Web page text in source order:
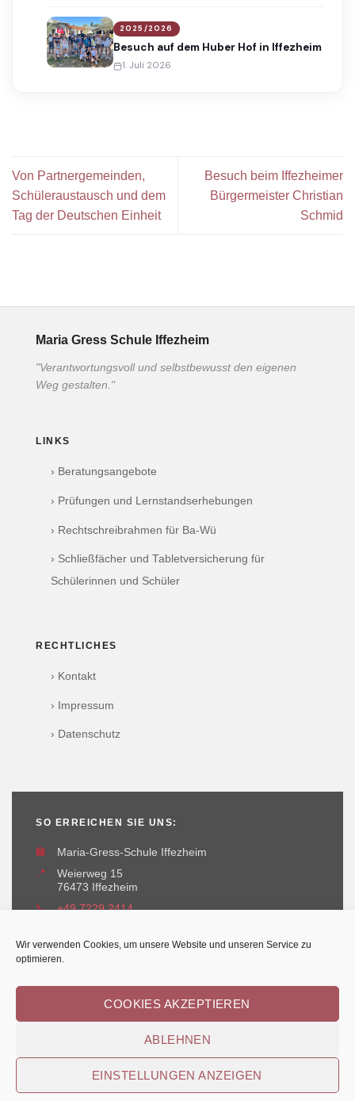
Wir verwenden Cookies, um unsere Website und unseren Service zu
optimieren.
COOKIES AKZEPTIEREN
ABLEHNEN
EINSTELLUNGEN ANZEIGEN
2025/2026
Besuch auf dem Huber Hof in Iffezheim
1. Juli 2026
Von Partnergemeinden,
Schüleraustausch und dem
Tag der Deutschen Einheit
Besuch beim Iffezheimer
Bürgermeister Christian
Schmid
Maria Gress Schule Iffezheim
"Verantwortungsvoll und selbstbewusst den eigenen
Weg gestalten."
LINKS
› Beratungsangebote
› Prüfungen und Lernstandserhebungen
› Rechtschreibrahmen für Ba-Wü
› Schließfächer und Tabletversicherung für
Schülerinnen und Schüler
RECHTLICHES
› Kontakt
› Impressum
› Datenschutz
SO ERREICHEN SIE UNS:
🏫
Maria-Gress-Schule Iffezheim
📍
Weierweg 15
76473 Iffezheim
📞
+49 7229 2414
© Maria-Gress-Schule Iffezheim